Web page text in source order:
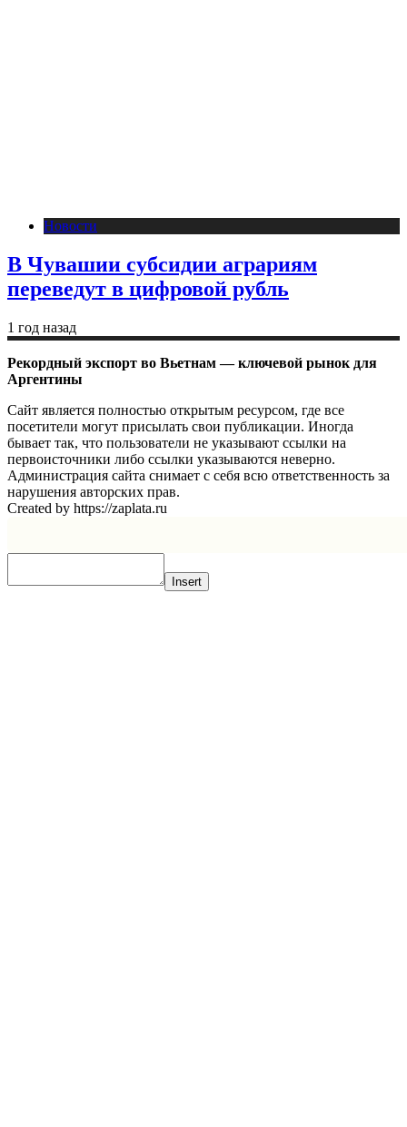
Новости
В Чувашии субсидии аграриям
переведут в цифровой рубль
1 год назад
Рекордный экспорт во Вьетнам — ключевой рынок для
Аргентины
Сайт является полностью открытым ресурсом, где все
посетители могут присылать свои публикации. Иногда
бывает так, что пользователи не указывают ссылки на
первоисточники либо ссылки указываются неверно.
Администрация сайта снимает с себя всю ответственность за
нарушения авторских прав.
Created by https://zaplata.ru
Insert